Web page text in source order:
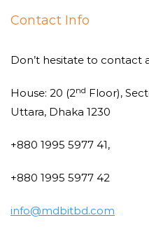
Contact Info
Don’t hesitate to contact
House: 20 (2nd Floor),
Uttara, Dhaka 1230
+880 1995 5977 41,
+880 1995 5977 42
info@mdbitbd.com